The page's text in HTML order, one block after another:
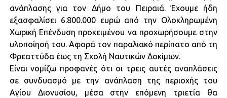
ανάπλασης για τον Δήμο του Πειραιά. Έχουμε ήδη
εξασφαλίσει 6.800.000 ευρώ από την Ολοκληρωμένη
Χωρική Επένδυση προκειμένου να προχωρήσουμε στην
υλοποίησή του. Αφορά τον παραλιακό περίπατο από τη
Φρεαττύδα έως τη Σχολή Ναυτικών Δοκίμων.
Είναι νομίζω προφανές ότι οι τρεις αυτές αναπλάσεις
σε συνδυασμό με την ανάπλαση της περιοχής του
Αγίου Διονυσίου, μέσα στην επόμενη τριετία θα